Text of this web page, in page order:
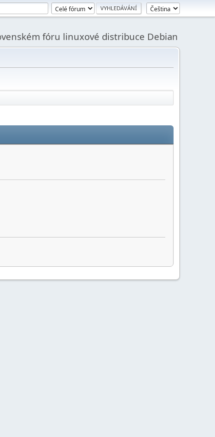
fóru linuxové distribuce Debian